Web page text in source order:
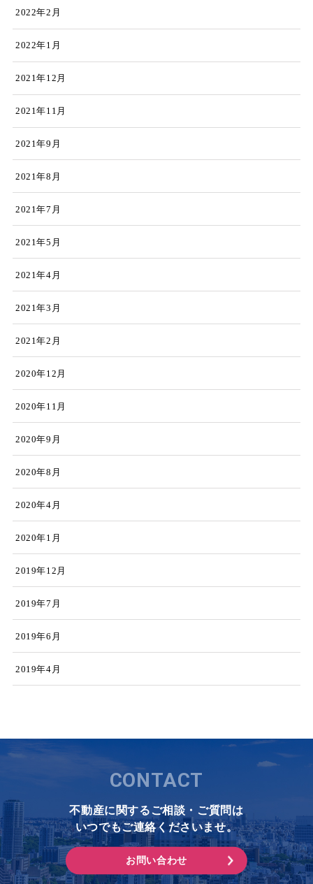
2022年2月
2022年1月
2021年12月
2021年11月
2021年9月
2021年8月
2021年7月
2021年5月
2021年4月
2021年3月
2021年2月
2020年12月
2020年11月
2020年9月
2020年8月
2020年4月
2020年1月
2019年12月
2019年7月
2019年6月
2019年4月
CONTACT
不動産に関するご相談・ご質問は
いつでもご連絡くださいませ。
お問い合わせ